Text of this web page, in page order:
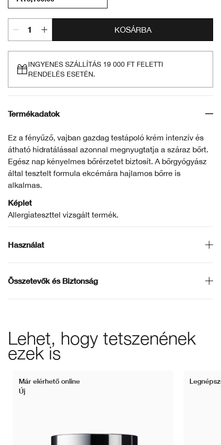
KOSÁRBA
INGYENES SZÁLLÍTÁS 19 000 FT FELETTI
RENDELÉS ESETÉN.
Termékadatok
Ez a fényűző, vajban gazdag testápoló krém intenzív és
átható hidratálással azonnal megnyugtatja a száraz bőrt.
Egész nap kényelmes bőrérzetet biztosít. A bőrgyógyász
által tesztelt formula ekcémára hajlamos bőrre is
alkalmas.
Képlet
Allergiateszttel vizsgált termék.
Használat
Összetevők és Biztonság
Lehet, hogy tetszenének
ezek is
Már elérhető online
Új